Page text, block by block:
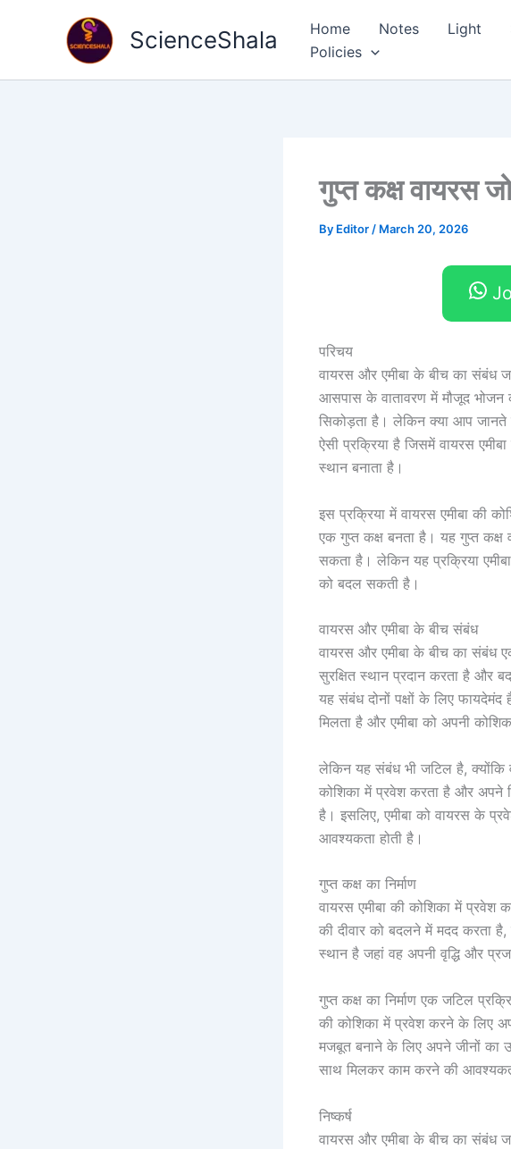
ScienceShala Home Notes Light
Policies
गुप्त कक्ष वायरस
By Editor / March 20, 2026
परिचय
वायरस और एमीबा के बीच का संबंध
आसपास के वातावरण में मौजूद भोजन
सिकोड़ता है। लेकिन क्या आप
ऐसी प्रक्रिया है जिसमें वायरस
स्थान बनाता है।
इस प्रक्रिया में वायरस एमीबा की
एक गुप्त कक्ष बनता है। यह गुप्त
सकता है। लेकिन यह प्रक्रिया
को बदल सकती है।
वायरस और एमीबा के बीच संबंध
वायरस और एमीबा के बीच का संबंध
सुरक्षित स्थान प्रदान करता है और
यह संबंध दोनों पक्षों के लिए
मिलता है और एमीबा को अपनी
लेकिन यह संबंध भी जटिल है, क्योंकि
कोशिका में प्रवेश करता है और अपने
है। इसलिए, एमीबा को वायरस के
आवश्यकता होती है।
गुप्त कक्ष का निर्माण
वायरस एमीबा की कोशिका में प्रवेश
की दीवार को बदलने में मदद करता
स्थान है जहां वह अपनी वृद्धि और
गुप्त कक्ष का निर्माण एक जटिल
की कोशिका में प्रवेश करने के लिए
मजबूत बनाने के लिए अपने जीनों का
साथ मिलकर काम करने की
निष्कर्ष
वायरस और एमीबा के बीच का संबंध